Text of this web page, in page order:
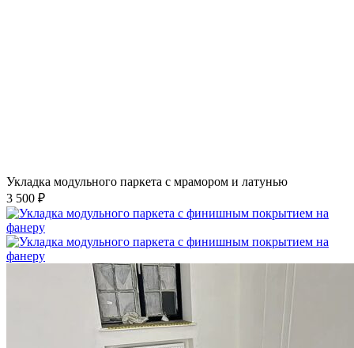
Укладка модульного паркета с мрамором и латунью
3 500 ₽